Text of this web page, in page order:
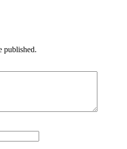
published.